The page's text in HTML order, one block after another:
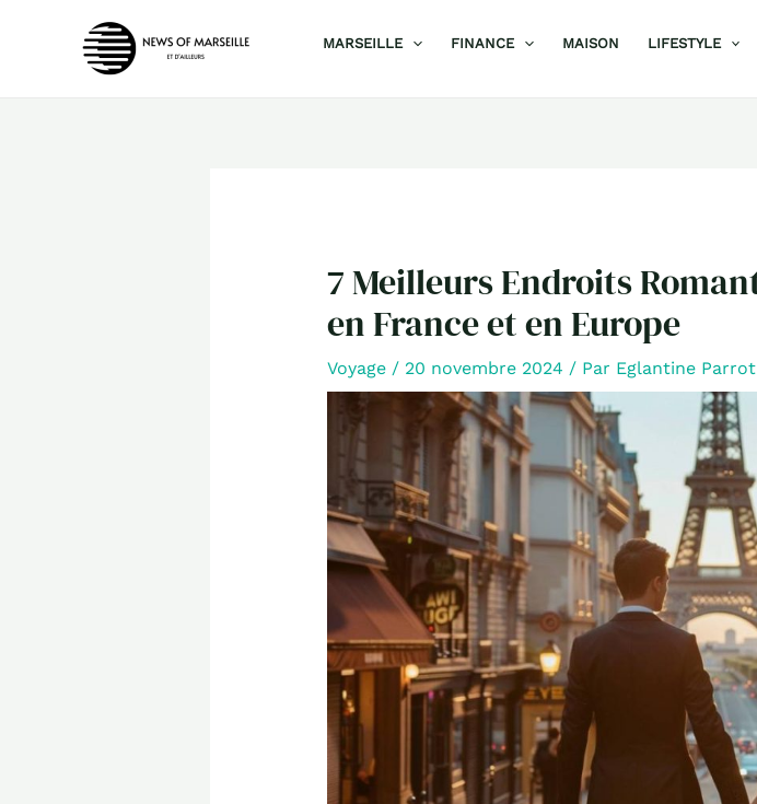
MARSEILLE FINANCE MAISON LIFESTYLE
7 Meilleurs Endroits
en France et en Europe
Voyage/ 20 novembre 2024 / Par Eglantine Parrot